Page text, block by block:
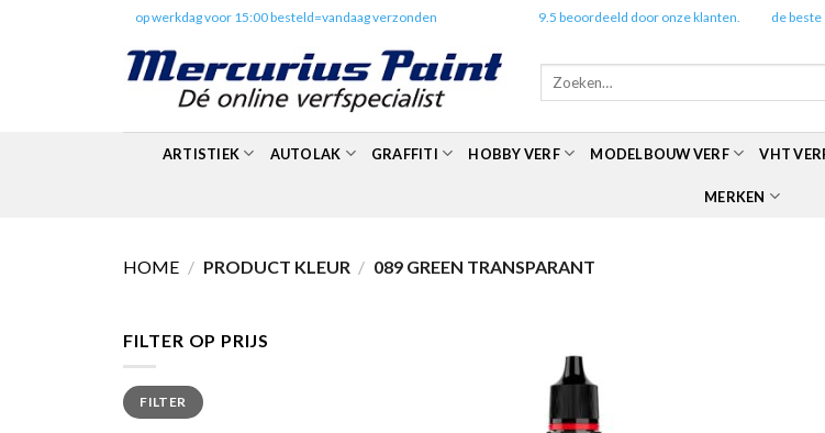
op werkdag voor 15:00 besteld=vandaag verzonden 9.5 beoordeeld door onze klanten. de
Zoeken
ARTISTIEK AUTOLAK GRAFFITI HOBBY VERF MODELBOUW VERF VHT
MERKEN
HOME / PRODUCT KLEUR / 089 GREEN TRANSPARANT
FILTER OP PRIJS
Min.
prijs
Max.
prijsFILTER